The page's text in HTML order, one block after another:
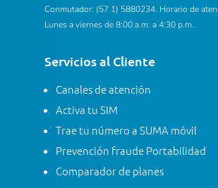
Conmutador: (57 1) 5880234. Horario de
Lunes a viernes de 8:00 a.m. a 4:30 p.m.
Servicios al Cliente
Canales de atención
Activa tu SIM
Trae tu número a SUMA móvil
Prevención fraude Portabilidad
Comparador de planes